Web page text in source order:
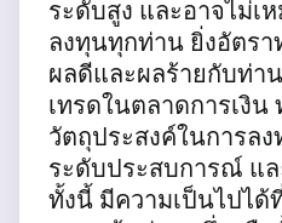
ระดับสูง และอาจไม่เ
ลงทุนทุกท่าน ยิ่งอัตรา
ผลดีและผลร้ายกับท่า
เทรดในตลาดการเงิ
วัตถุประสงค์ในการล
ระดับประสบการณ์ แล
ทั้งนี้ มีความเป็นไปได้